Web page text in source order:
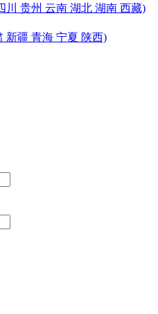
川 贵州 云南 湖北 湖南 西藏)
新疆 青海 宁夏 陕西)